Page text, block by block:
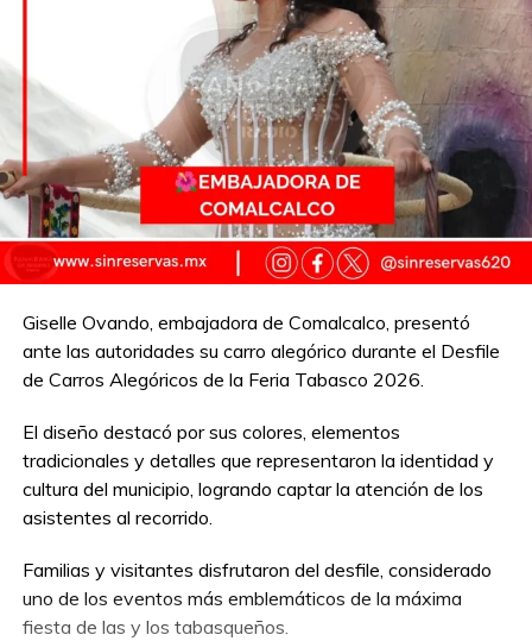
Giselle Ovando, embajadora de Comalcalco, presentó
ante las autoridades su carro alegórico durante el Desfile
de Carros Alegóricos de la Feria Tabasco 2026.
El diseño destacó por sus colores, elementos
tradicionales y detalles que representaron la identidad y
cultura del municipio, logrando captar la atención de los
asistentes al recorrido.
Familias y visitantes disfrutaron del desfile, considerado
uno de los eventos más emblemáticos de la máxima
fiesta de las y los tabasqueños.